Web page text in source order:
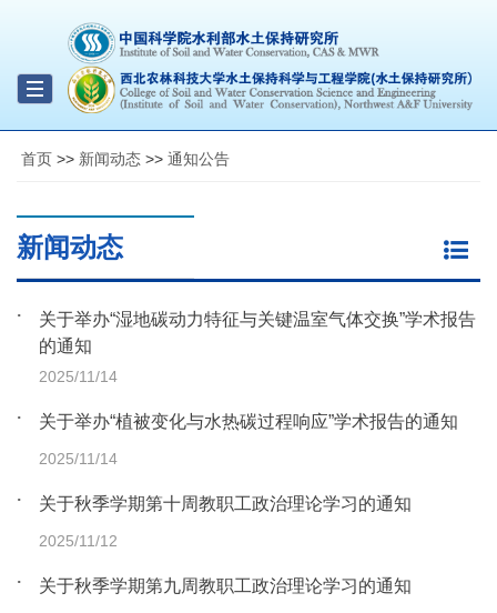
Toggle
navigation
首页 >> 新闻动态 >> 通知公告
新闻动态
关于举办“湿地碳动力特征与关键温室气体交换”学术报告
的通知
2025/11/14
关于举办“植被变化与水热碳过程响应”学术报告的通知
2025/11/14
关于秋季学期第十周教职工政治理论学习的通知
2025/11/12
关于秋季学期第九周教职工政治理论学习的通知